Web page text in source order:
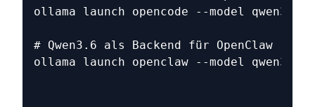
ollama launch opencode --model qwen3.6
# Qwen3.6 als Backend für OpenClaw
ollama launch openclaw --model qwen3.6